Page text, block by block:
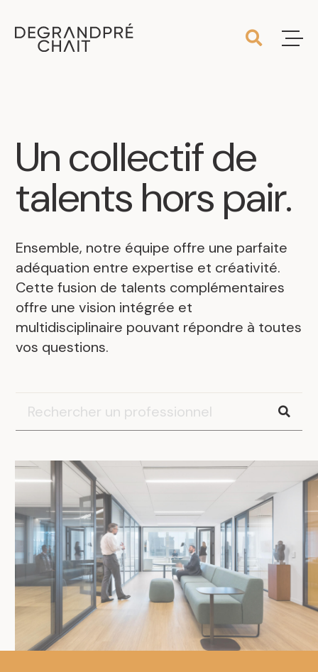
Uncollectifde
talents hors pair.
Ensemble, notre équipe offre une parfaite
adéquation entre expertise et créativité.
Cette fusion de talents complémentaires
offre une vision intégrée et
multidisciplinaire pouvant répondre à toutes
vos questions.